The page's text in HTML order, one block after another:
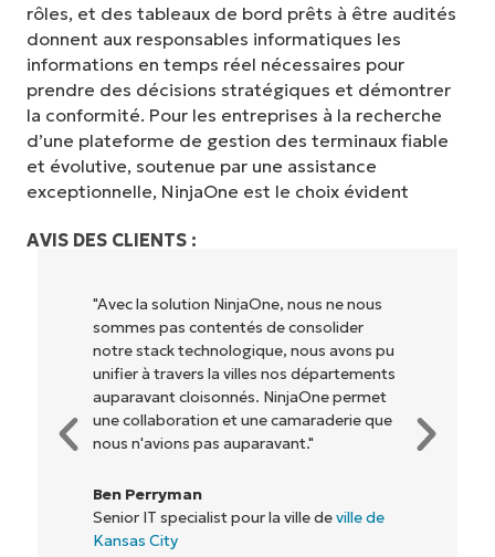
rôles, et des tableaux de bord prêts à être audités
donnent aux responsables informatiques les
informations en temps réel nécessaires pour
prendre des décisions stratégiques et démontrer
la conformité. Pour les entreprises à la recherche
d’une plateforme de gestion des terminaux fiable
et évolutive, soutenue par une assistance
exceptionnelle, NinjaOne est le choix évident
AVIS DES CLIENTS :
"NinjaOne permet à notre entreprise (ainsi
qu'aux propriétaires et opérateurs avec
lesquels nous travaillons) d'être plus
rentables. Tout le monde y gagne."
Rory McCune
Directeur informatique chezFlash